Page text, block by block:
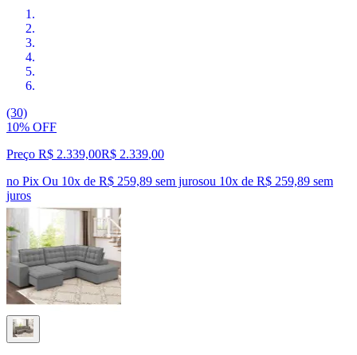
(30)
10% OFF
Preço R$ 2.339,00R$ 2.339,00
no Pix Ou 10x de R$ 259,89 sem jurosou 10x de R$ 259,89 sem
juros